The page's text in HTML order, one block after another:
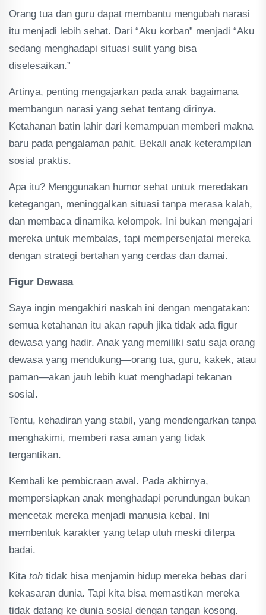
Orang tua dan guru dapat membantu mengubah narasi
itu menjadi lebih sehat. Dari “Aku korban” menjadi “Aku
sedang menghadapi situasi sulit yang bisa
diselesaikan.”
Artinya, penting mengajarkan pada anak bagaimana
membangun narasi yang sehat tentang dirinya.
Ketahanan batin lahir dari kemampuan memberi makna
baru pada pengalaman pahit. Bekali anak keterampilan
sosial praktis.
Apa itu? Menggunakan humor sehat untuk meredakan
ketegangan, meninggalkan situasi tanpa merasa kalah,
dan membaca dinamika kelompok. Ini bukan mengajari
mereka untuk membalas, tapi mempersenjatai mereka
dengan strategi bertahan yang cerdas dan damai.
Figur Dewasa
Saya ingin mengakhiri naskah ini dengan mengatakan:
semua ketahanan itu akan rapuh jika tidak ada figur
dewasa yang hadir. Anak yang memiliki satu saja orang
dewasa yang mendukung—orang tua, guru, kakek, atau
paman—akan jauh lebih kuat menghadapi tekanan
sosial.
Tentu, kehadiran yang stabil, yang mendengarkan tanpa
menghakimi, memberi rasa aman yang tidak
tergantikan.
Kembali ke pembicraan awal. Pada akhirnya,
mempersiapkan anak menghadapi perundungan bukan
mencetak mereka menjadi manusia kebal. Ini
membentuk karakter yang tetap utuh meski diterpa
badai.
Kita toh tidak bisa menjamin hidup mereka bebas dari
kekasaran dunia. Tapi kita bisa memastikan mereka
tidak datang ke dunia sosial dengan tangan kosong.